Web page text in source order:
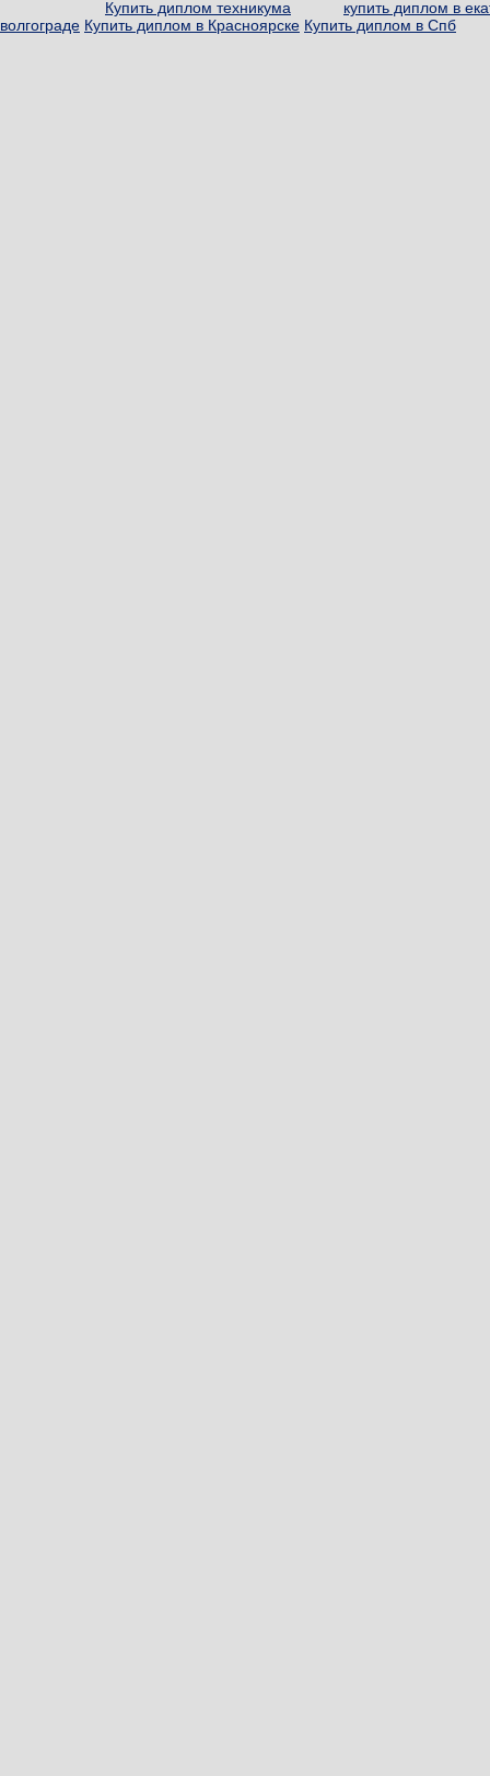
Купить диплом техникума
купить диплом в
волгограде Купить диплом в Красноярске Купить диплом в Спб